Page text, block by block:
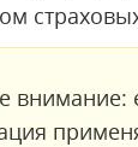
внимание: